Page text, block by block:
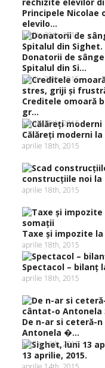
Principele Nicolae
elevilo...
aprilie 20th, 2015
Donatorii de
Spitalul din Si...
aprilie 20th, 2015
Creditele omoară
gr...
aprilie 20th, 2015
Călăreţi moderni
aprilie 18th, 2015
construcţiile noi la
aprilie 18th, 2015
Taxe şi impozite
aprilie 18th, 2015
Spectacol – bilanţ
aprilie 18th, 2015
De n-ar si ceteră-
Antonela �...
aprilie 16th, 2015
13 aprilie, 2015.